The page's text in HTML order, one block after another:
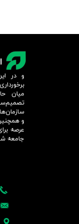
و در
میان
و
عرصه
جامعه